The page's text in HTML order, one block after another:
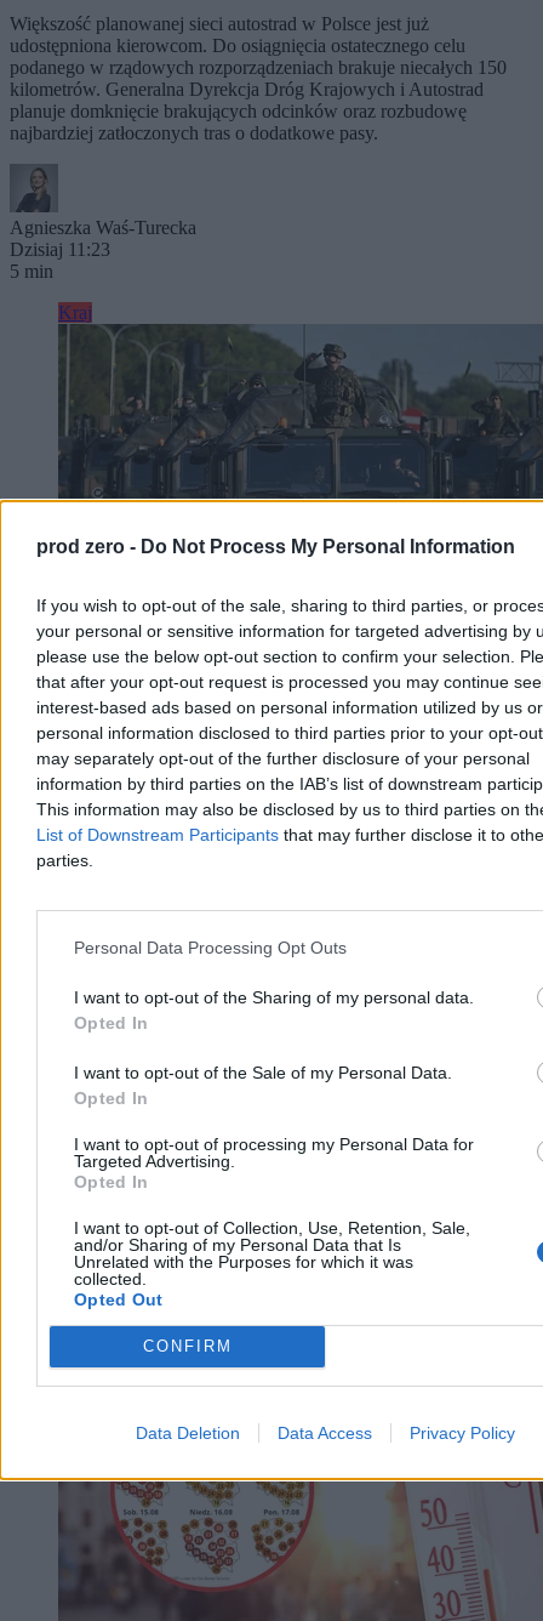
prod zero - Do Not Process My Personal Information
If you wish to opt-out of the sale, sharing to third parties, or
your personal or sensitive information for targeted advertising by
please use the below opt-out section to confirm your selection.
that after your opt-out request is processed you may continue
interest-based ads based on personal information utilized by us or
personal information disclosed to third parties prior to your opt-
may separately opt-out of the further disclosure of your personal
information by third parties on the IAB’s list of downstream
This information may also be disclosed by us to third parties on
List of Downstream Participants that may further disclose it to
parties.
Personal Data Processing Opt Outs
I want to opt-out of the Sharing of my personal data.
Opted In
I want to opt-out of the Sale of my Personal Data.
Opted In
I want to opt-out of processing my Personal Data for
Targeted Advertising.
Opted In
I want to opt-out of Collection, Use, Retention, Sale,
and/or Sharing of my Personal Data that Is
Unrelated with the Purposes for which it was
collected.
Opted Out
CONFIRM
Data Deletion Data Access Privacy Policy
Większość planowanej sieci autostrad w Polsce jest już
udostępniona kierowcom. Do osiągnięcia ostatecznego celu
podanego w rządowych rozporządzeniach brakuje niecałych 150
kilometrów. Generalna Dyrekcja Dróg Krajowych i Autostrad
planuje domknięcie brakujących odcinków oraz rozbudowę
najbardziej zatłoczonych tras o dodatkowe pasy.
Agnieszka Waś-Turecka
Dzisiaj 11:23
5 min
Kraj
To będzie największa taka defilada w historii
Polski. Wojsko: Jesteśmy gotowi
Próba generalna na warszawskiej Wisłostradzie potwierdziła pełną
gotowość sił zbrojnych do obchodów Święta Wojska Polskiego. Jak
zapowiadają przedstawiciele MON oraz Sztabu Generalnego WP,
tegoroczna defilada będzie największą w historii, prezentującą
nowoczesny sprzęt i potencjał sojuszników.
Agnieszka Waś-Turecka
Reklama